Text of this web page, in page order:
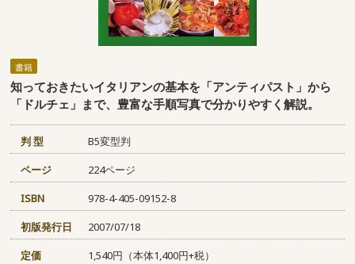
書籍
知っておきたいイタリアンの基本を「アンティパスト」から
「ドルチェ」まで、豊富な手順写真で分かりやすく解説。
判 型
B5変型判
ページ
224ページ
ISBN
978-4-405-09152-8
初版発行日
2007/07/18
定価
1,540円（本体1,400円+税）